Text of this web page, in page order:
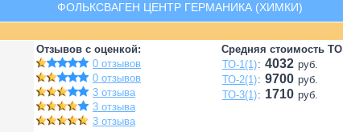
ФОЛЬКСВАГЕН ЦЕНТР ГЕРМАНИКА (ХИМКИ)
Отзывов с оценкой:
0 отзывов
0 отзывов
3 отзыва
3 отзыва
3 отзыва
Средняя стоимость ТО
ТО-1(1): 4032 руб.
ТО-2(1): 9700 руб.
ТО-3(1): 1710 руб.